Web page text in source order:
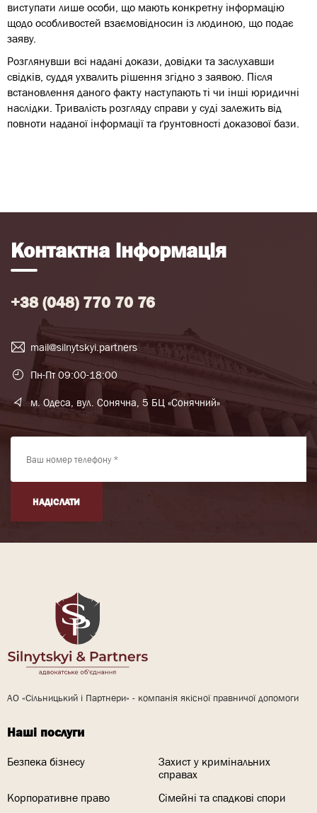
виступати лише особи, що мають конкретну інформацію
щодо особливостей взаємовідносин із людиною, що подає
заяву.
Розглянувши всі надані докази, довідки та заслухавши
свідків, суддя ухвалить рішення згідно з заявою. Після
встановлення даного факту наступають ті чи інші юридичні
наслідки. Тривалість розгляду справи у суді залежить від
повноти наданої інформації та ґрунтовності доказової бази.
Контактна інформація
+38 (048) 770 70 76
mail@silnytskyi.partners
Пн-Пт 09:00-18:00
м. Одеса, вул. Сонячна, 5 БЦ «Сонячний»
НАДІСЛАТИ
АО «Сільницький і Партнери» - компанія якісної правничої допомоги
Наші послуги
Безпека бізнесу
Захист у кримінальних
справах
Корпоративне право
Сімейні та спадкові спори